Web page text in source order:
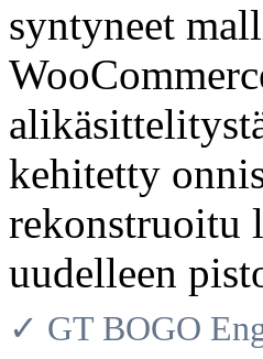
syntyneet
kehitetty
rekonstruoitu
uudelleen
✓ GT BOGO